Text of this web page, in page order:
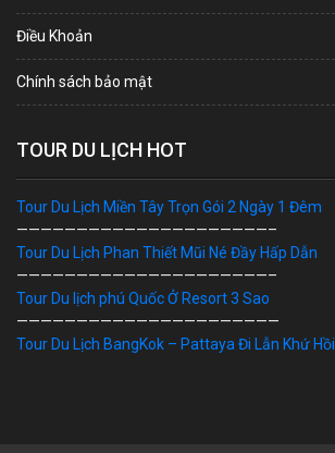
Điều Khoản
Chính sách bảo mật
TOUR DU LỊCH HOT
Tour Du Lịch Miền Tây Trọn Gói 2 Ngày 1 Đêm
—————————————————————–
Tour Du Lịch Phan Thiết Mũi Né Đầy Hấp Dẫn
—————————————————————–
Tour Du lịch phú Quốc Ở Resort 3 Sao
——————————————————————
Tour Du Lịch BangKok – Pattaya Đi Lẫn Khứ Hồi